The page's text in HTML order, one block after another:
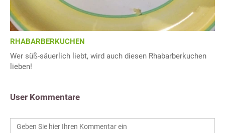
RHABARBERKUCHEN
Wer süß-säuerlich liebt, wird auch diesen Rhabarberkuchen
lieben!
User Kommentare